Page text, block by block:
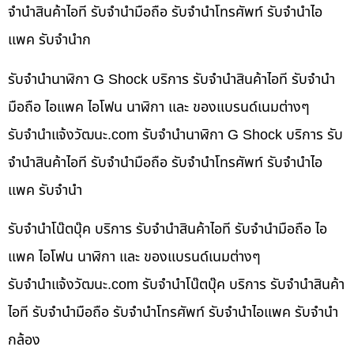
จำนำสินค้าไอที รับจำนำมือถือ รับจำนำโทรศัพท์ รับจำนำไอ
แพค รับจำนำก
รับจำนำนาฬิกา G Shock บริการ รับจำนำสินค้าไอที รับจำนำ
มือถือ ไอแพค ไอโฟน นาฬิกา และ ของแบรนด์เนมต่างๆ
รับจํานําแจ้งวัฒนะ.com รับจำนำนาฬิกา G Shock บริการ รับ
จำนำสินค้าไอที รับจำนำมือถือ รับจำนำโทรศัพท์ รับจำนำไอ
แพค รับจำนำ
รับจำนำโน๊ตบุ๊ค บริการ รับจำนำสินค้าไอที รับจำนำมือถือ ไอ
แพค ไอโฟน นาฬิกา และ ของแบรนด์เนมต่างๆ
รับจํานําแจ้งวัฒนะ.com รับจำนำโน๊ตบุ๊ค บริการ รับจำนำสินค้า
ไอที รับจำนำมือถือ รับจำนำโทรศัพท์ รับจำนำไอแพค รับจำนำ
กล้อง